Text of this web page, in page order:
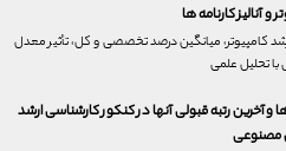
و آنالیز کارنامه ها
کامپیوتر، میانگین درصد تخصصی و کل، تأثیر معدل
با تحلیل علمی
آخرین رتبه قبولی آنها در کنکور کارشناسی ارشد
مصنوعی